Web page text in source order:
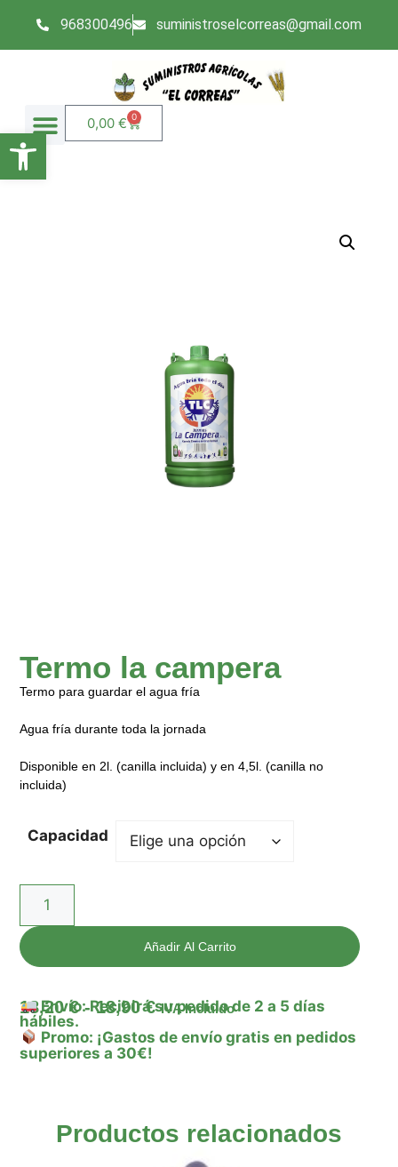
Abrir barra de herramientas
968300496 suministroselcorreas@gmail.com
0,00 € 0
Termo la campera
Termo para guardar el agua fría
Agua fría durante toda la jornada
Disponible en 2l. (canilla incluida) y en 4,5l. (canilla no
incluida)
Capacidad
Añadir Al Carrito
18,20€ - 18,90€ IVA Incluido
Envío: Recibirá su pedido de 2 a 5 días
hábiles.
Promo: ¡Gastos de envío gratis en pedidos
superiores a 30€!
Productos relacionados